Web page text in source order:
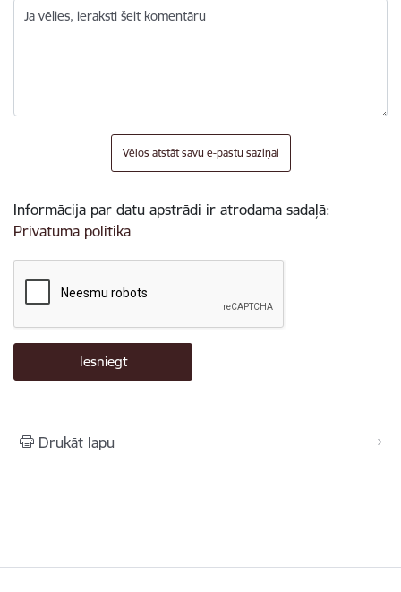
Ja vēlies, ieraksti šeit komentāru
Vēlos atstāt savu e-pastu saziņai
Informācija par datu apstrādi ir atrodama sadaļā:
Privātuma politika
Drukāt lapu